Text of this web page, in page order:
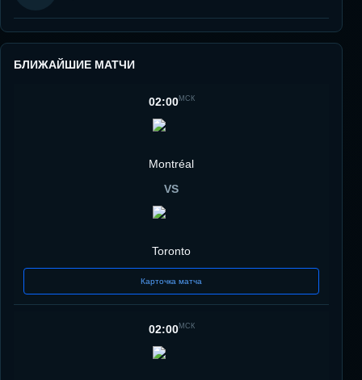
БЛИЖАЙШИЕ МАТЧИ
02:00МСК
Montréal
VS
Toronto
Карточка матча
02:00МСК